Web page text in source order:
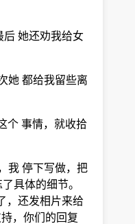
后 她还劝我给女
她 都给我留些离
个 事情，就收拾
我 停下写做，把
具体的细节。
，还发相片来给
，你们的回复